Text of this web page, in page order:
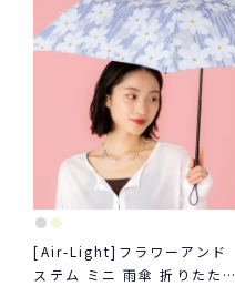
[Air-Light]フラワーアンド
ステム ミニ 雨傘 折りたたみ